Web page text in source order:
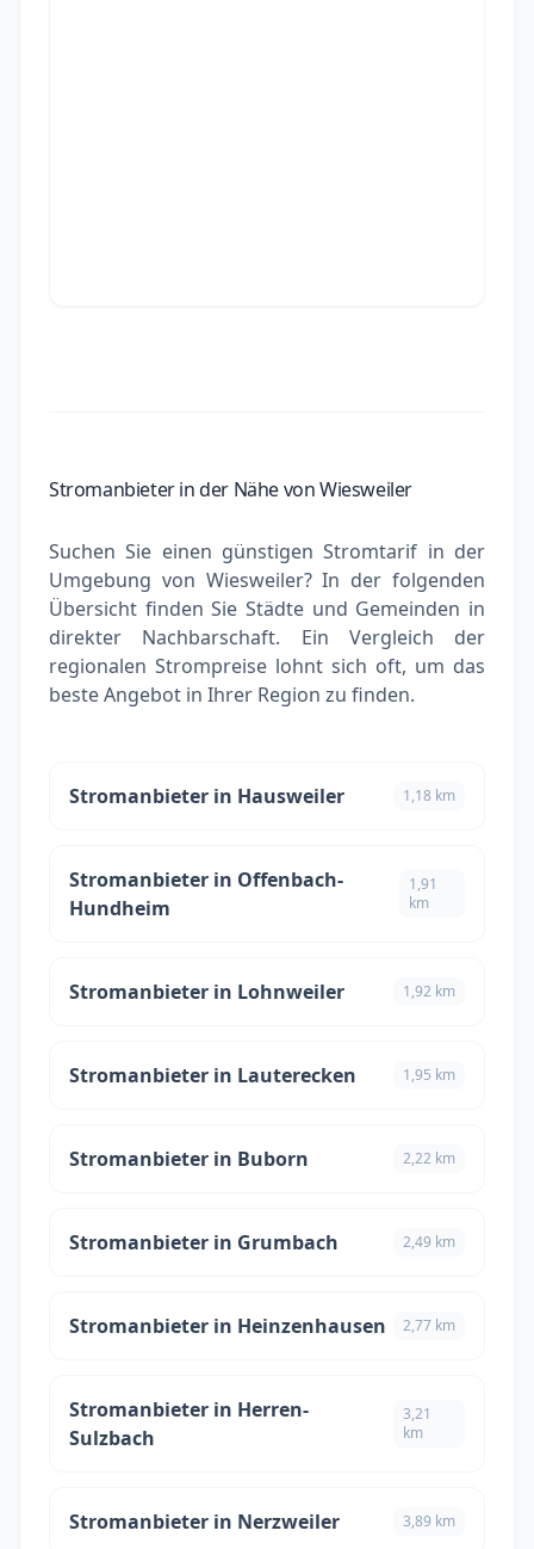
Stromanbieter in der Nähe von Wiesweiler
Suchen Sie einen günstigen Stromtarif in der
Umgebung von Wiesweiler? In der folgenden
Übersicht finden Sie Städte und Gemeinden in
direkter Nachbarschaft. Ein Vergleich der
regionalen Strompreise lohnt sich oft, um das
beste Angebot in Ihrer Region zu finden.
Stromanbieter in Hausweiler 1,18 km
Stromanbieter in Offenbach-
Hundheim
1,91
km
Stromanbieter in Lohnweiler 1,92 km
Stromanbieter in Lauterecken 1,95 km
Stromanbieter in Buborn 2,22 km
Stromanbieter in Grumbach 2,49 km
Stromanbieter in Heinzenhausen 2,77 km
Stromanbieter in Herren-
Sulzbach
3,21
km
Stromanbieter in Nerzweiler 3,89 km